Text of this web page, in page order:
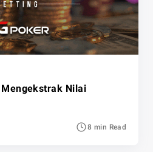
Nilai
8 min Read